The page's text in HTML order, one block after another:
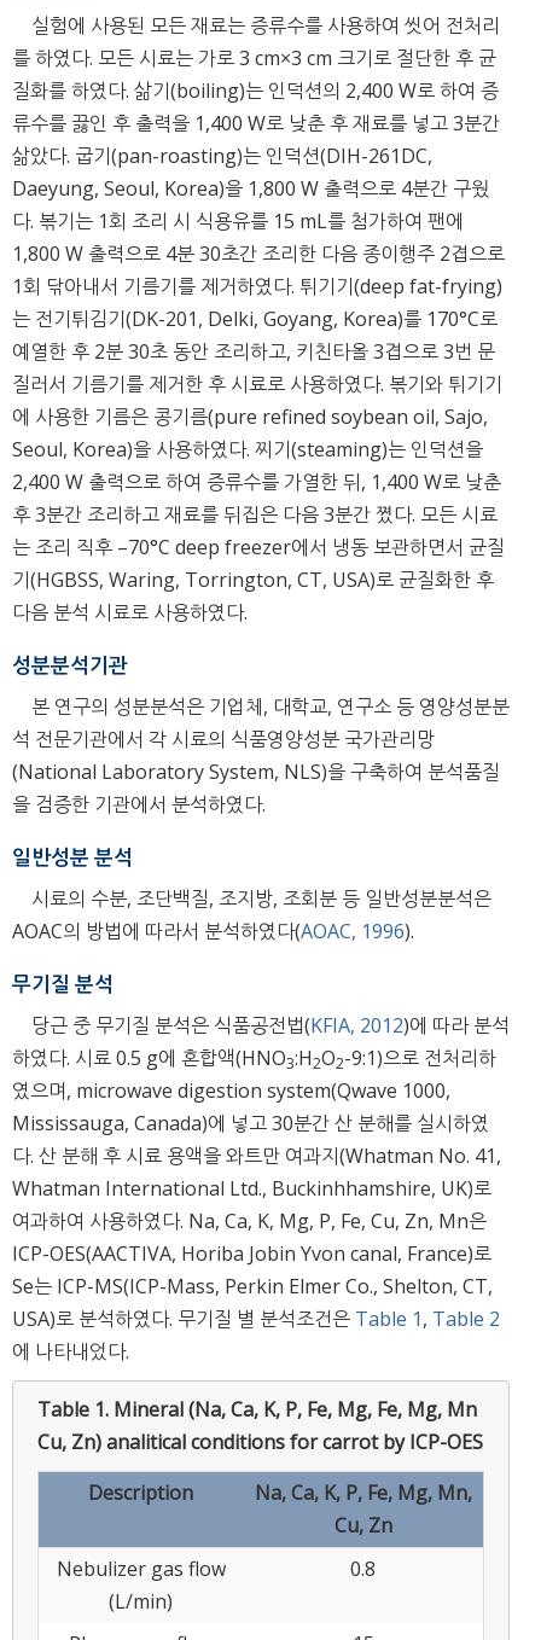
실험에 사용된 모든 재료는 증류수를 사용하여 씻어 전처리
를 하였다. 모든 시료는 가로 3 cm×3 cm 크기로 절단한 후 균
질화를 하였다. 삶기(boiling)는 인덕션의 2,400 W로 하여 증
류수를 끓인 후 출력을 1,400 W로 낮춘 후 재료를 넣고 3분간
삶았다. 굽기(pan-roasting)는 인덕션(DIH-261DC,
Daeyung, Seoul, Korea)을 1,800 W 출력으로 4분간 구웠
다. 볶기는 1회 조리 시 식용유를 15 mL를 첨가하여 팬에
1,800 W 출력으로 4분 30초간 조리한 다음 종이행주 2겹으로
1회 닦아내서 기름기를 제거하였다. 튀기기(deep fat-frying)
는 전기튀김기(DK-201, Delki, Goyang, Korea)를 170°C로
예열한 후 2분 30초 동안 조리하고, 키친타올 3겹으로 3번 문
질러서 기름기를 제거한 후 시료로 사용하였다. 볶기와 튀기기
에 사용한 기름은 콩기름(pure refined soybean oil, Sajo,
Seoul, Korea)을 사용하였다. 찌기(steaming)는 인덕션을
2,400 W 출력으로 하여 증류수를 가열한 뒤, 1,400 W로 낮춘
후 3분간 조리하고 재료를 뒤집은 다음 3분간 쪘다. 모든 시료
는 조리 직후 –70°C deep freezer에서 냉동 보관하면서 균질
기(HGBSS, Waring, Torrington, CT, USA)로 균질화한 후
다음 분석 시료로 사용하였다.
성분분석기관
본 연구의 성분분석은 기업체, 대학교, 연구소 등 영양성분분
석 전문기관에서 각 시료의 식품영양성분 국가관리망
(National Laboratory System, NLS)을 구축하여 분석품질
을 검증한 기관에서 분석하였다.
일반성분 분석
시료의 수분, 조단백질, 조지방, 조회분 등 일반성분분석은
AOAC의 방법에 따라서 분석하였다(AOAC, 1996).
무기질 분석
당근 중 무기질 분석은 식품공전법(KFIA, 2012)에 따라 분석
하였다. 시료 0.5 g에 혼합액(HNO3:H2O2-9:1)으로 전처리하
였으며, microwave digestion system(Qwave 1000,
Mississauga, Canada)에 넣고 30분간 산 분해를 실시하였
다. 산 분해 후 시료 용액을 와트만 여과지(Whatman No. 41,
Whatman International Ltd., Buckinhhamshire, UK)로
여과하여 사용하였다. Na, Ca, K, Mg, P, Fe, Cu, Zn, Mn은
ICP-OES(AACTIVA, Horiba Jobin Yvon canal, France)로
Se는 ICP-MS(ICP-Mass, Perkin Elmer Co., Shelton, CT,
USA)로 분석하였다. 무기질 별 분석조건은 Table 1, Table 2
에 나타내었다.
Table 1. Mineral (Na, Ca, K, P, Fe, Mg, Fe, Mg, Mn
Cu, Zn) analitical conditions for carrot by ICP-OES
Description
Na, Ca, K, P, Fe, Mg, Mn,
Cu, Zn
Nebulizer gas flow
(L/min)
0.8